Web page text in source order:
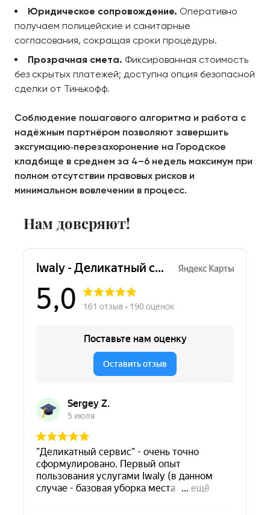
Юридическое сопровождение. Оперативно
получаем полицейские и санитарные
согласования, сокращая сроки процедуры.
Прозрачная смета. Фиксированная стоимость
без скрытых платежей; доступна опция безопасной
сделки от Тинькофф.
Соблюдение пошагового алгоритма и работа с
надёжным партнёром позволяют завершить
эксгумацию‑перезахоронение на Городское
кладбище в среднем за 4–6 недель максимум при
полном отсутствии правовых рисков и
минимальном вовлечении в процесс.
Нам доверяют!